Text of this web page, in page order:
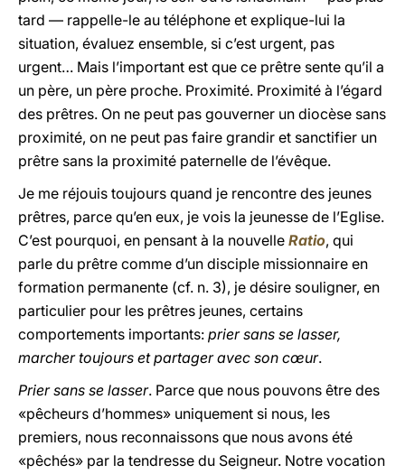
tard — rappelle-le au téléphone et explique-lui la
situation, évaluez ensemble, si c’est urgent, pas
urgent… Mais l’important est que ce prêtre sente qu’il a
un père, un père proche. Proximité. Proximité à l’égard
des prêtres. On ne peut pas gouverner un diocèse sans
proximité, on ne peut pas faire grandir et sanctifier un
prêtre sans la proximité paternelle de l’évêque.
Je me réjouis toujours quand je rencontre des jeunes
prêtres, parce qu’en eux, je vois la jeunesse de l’Eglise.
C’est pourquoi, en pensant à la nouvelle Ratio, qui
parle du prêtre comme d’un disciple missionnaire en
formation permanente (cf. n. 3), je désire souligner, en
particulier pour les prêtres jeunes, certains
comportements importants: prier sans se lasser,
marcher toujours et partager avec son cœur.
Prier sans se lasser. Parce que nous pouvons être des
«pêcheurs d’hommes» uniquement si nous, les
premiers, nous reconnaissons que nous avons été
«pêchés» par la tendresse du Seigneur. Notre vocation